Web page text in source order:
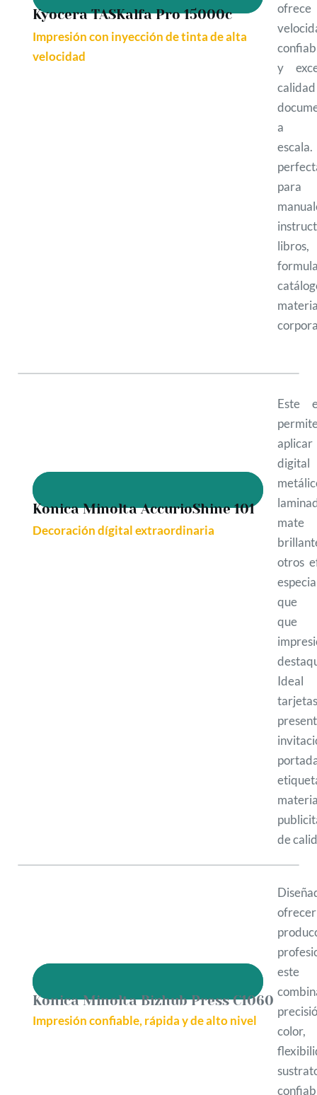
Kyocera TASKalfa Pro 15000c
Impresión con inyección de tinta de alta
velocidad
ofrece
y
a
para
libros,
Konica Minolta AccurioShine 101
Decoración dígital extraordinaria
Este
digital
otros
que
que
Ideal
de
Konica Minolta Bizhub Press C1060
Impresión confiable, rápida y de alto nivel
este
color,